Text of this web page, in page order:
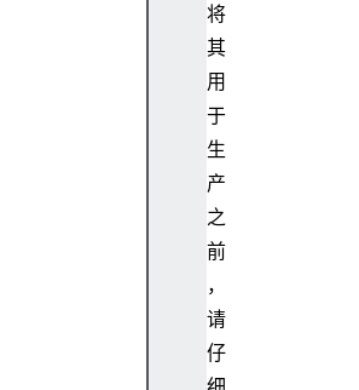
将
其
用
于
生
产
之
前
，
请
仔